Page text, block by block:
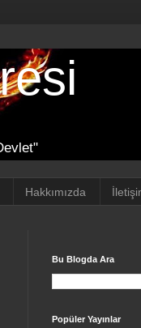
Hakkımızda
Bu Blogda Ara
Popüler Yayınlar